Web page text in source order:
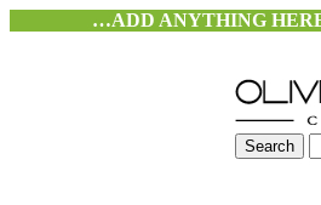
ADD ANYTHING
Search